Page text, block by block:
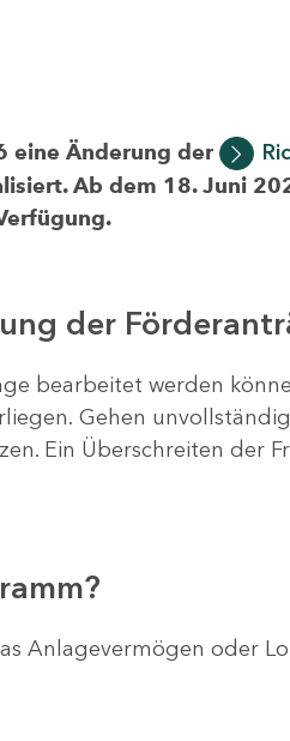
eine Änderung der
Ab dem 18. Juni
der
bearbeitet werden
Gehen
Ein Überschreiten der
Anlagevermögen oder